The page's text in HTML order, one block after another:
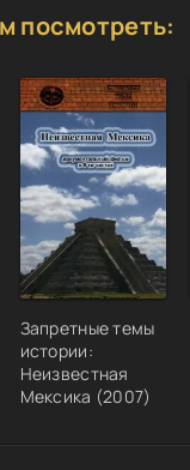
посмотреть:
Запретные темы
истории:
Неизвестная
Мексика (2007)